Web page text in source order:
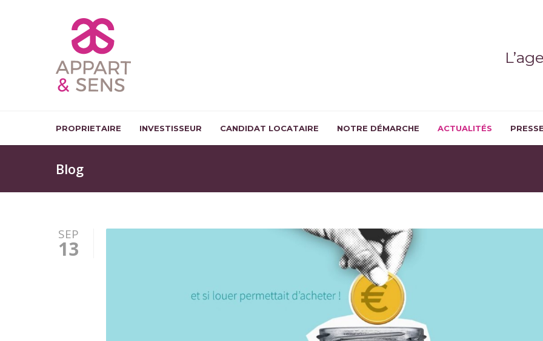
PROPRIETAIRE INVESTISSEUR CANDIDAT LOCATAIRE NOTRE DÉMARCHE ACTUALITÉS
Blog
SEP
13